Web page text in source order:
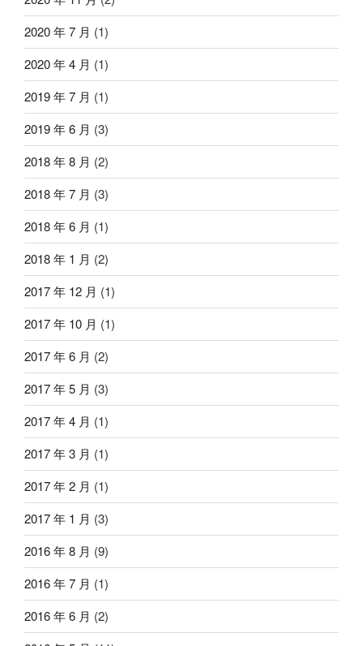
2020 年 7 月 (1)
2020 年 4 月 (1)
2019 年 7 月 (1)
2019 年 6 月 (3)
2018 年 8 月 (2)
2018 年 7 月 (3)
2018 年 6 月 (1)
2018 年 1 月 (2)
2017 年 12 月 (1)
2017 年 10 月 (1)
2017 年 6 月 (2)
2017 年 5 月 (3)
2017 年 4 月 (1)
2017 年 3 月 (1)
2017 年 2 月 (1)
2017 年 1 月 (3)
2016 年 8 月 (9)
2016 年 7 月 (1)
2016 年 6 月 (2)